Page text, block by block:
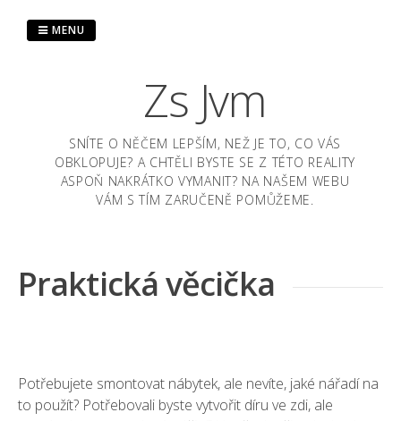
Zs Jvm
SNÍTE O NĚČEM LEPŠÍM, NEŽ JE TO, CO VÁS
OBKLOPUJE? A CHTĚLI BYSTE SE Z TÉTO REALITY
ASPOŇ NAKRÁTKO VYMANIT? NA NAŠEM WEBU
VÁM S TÍM ZARUČENĚ POMŮŽEME.
MENU
Praktická věcička
Potřebujete smontovat nábytek, ale nevíte, jaké nářadí na
to použít? Potřebovali byste vytvořit díru ve zdi, ale